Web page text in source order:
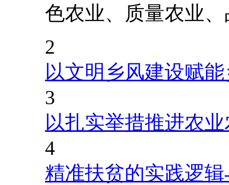
色农业、质量农业
2
以文明乡风建设赋
3
以扎实举措推进农
4
精准扶贫的实践逻